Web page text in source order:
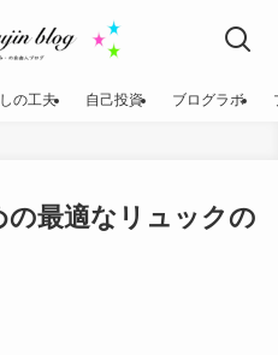
の工夫 自己投資 ブログラボ
最適なリュックの